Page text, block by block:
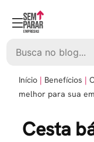
content
Início Benefícios
melhor para sua
Cesta